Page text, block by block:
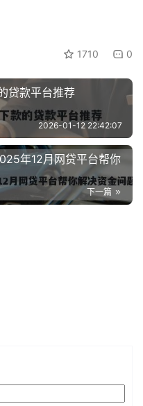
1710 0
贷款平台推荐
2026-01-12 22:42:07
年12月网贷平台帮你
下一篇